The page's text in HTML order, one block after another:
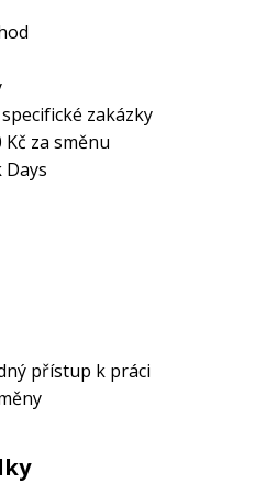
zakázky
za směnu
Days
přístup k práci